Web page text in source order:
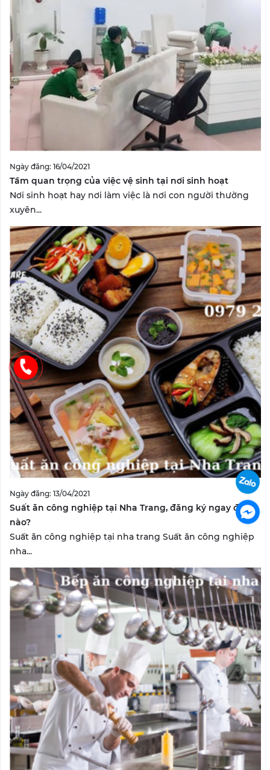
Ngày đăng: 16/04/2021
Tầm quan trọng của việc vệ sinh tại nơi sinh hoạt
Nơi sinh hoạt hay nơi làm việc là nơi con người thường
xuyên...
Ngày đăng: 13/04/2021
Suất ăn công nghiệp tại Nha Trang, đăng ký ngay đi
nào?
Suất ăn công nghiệp tại nha trang Suất ăn công nghiệp
nha...